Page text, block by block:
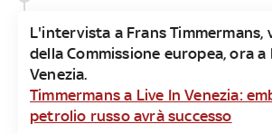
L'intervista a Frans Timmermans,
della Commissione europea, ora a
Venezia.
Timmermans a Live In Venezia:
petrolio russo avrà successo